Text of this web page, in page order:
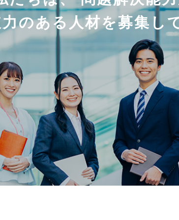
のある人材を募集し